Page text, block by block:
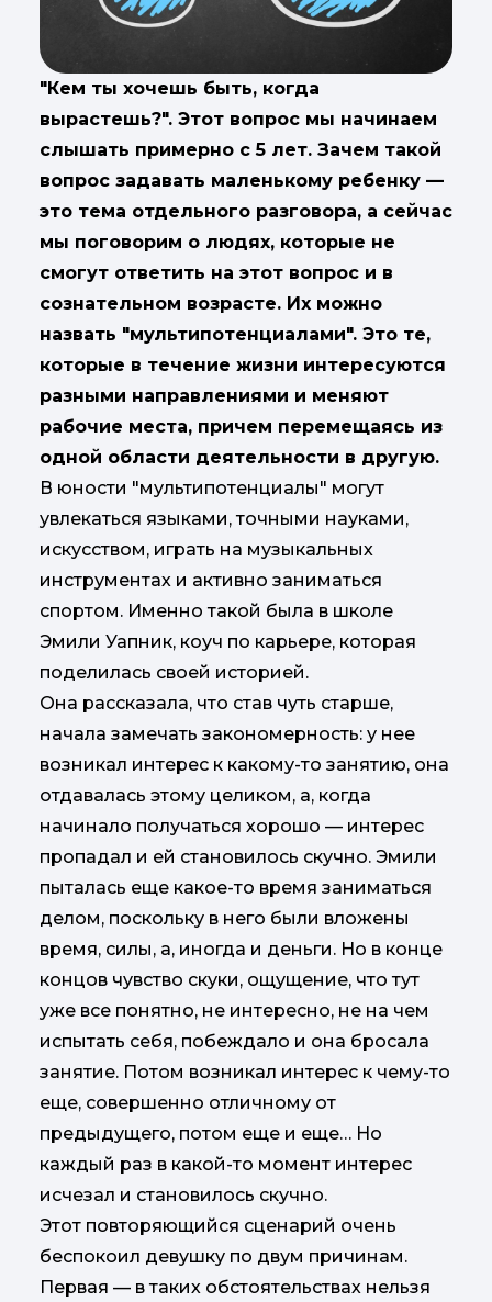
"Кем ты хочешь быть, когда
вырастешь?". Этот вопрос мы начинаем
слышать примерно с 5 лет. Зачем такой
вопрос задавать маленькому ребенку —
это тема отдельного разговора, а сейчас
мы поговорим о людях, которые не
смогут ответить на этот вопрос и в
сознательном возрасте. Их можно
назвать "мультипотенциалами". Это те,
которые в течение жизни интересуются
разными направлениями и меняют
рабочие места, причем перемещаясь из
одной области деятельности в другую.
В юности "мультипотенциалы" могут
увлекаться языками, точными науками,
искусством, играть на музыкальных
инструментах и активно заниматься
спортом. Именно такой была в школе
Эмили Уапник, коуч по карьере, которая
поделилась своей историей.
Она рассказала, что став чуть старше,
начала замечать закономерность: у нее
возникал интерес к какому-то занятию, она
отдавалась этому целиком, а, когда
начинало получаться хорошо — интерес
пропадал и ей становилось скучно. Эмили
пыталась еще какое-то время заниматься
делом, поскольку в него были вложены
время, силы, а, иногда и деньги. Но в конце
концов чувство скуки, ощущение, что тут
уже все понятно, не интересно, не на чем
испытать себя, побеждало и она бросала
занятие. Потом возникал интерес к чему-то
еще, совершенно отличному от
предыдущего, потом еще и еще… Но
каждый раз в какой-то момент интерес
исчезал и становилось скучно.
Этот повторяющийся сценарий очень
беспокоил девушку по двум причинам.
Первая — в таких обстоятельствах нельзя